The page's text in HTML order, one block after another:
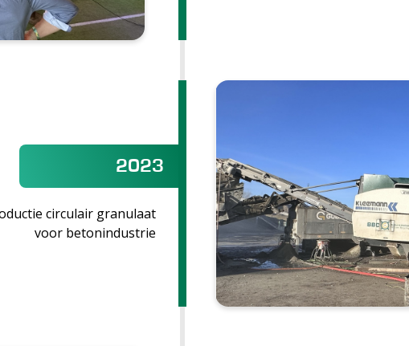
2023
circulair granulaat
voor betonindustrie